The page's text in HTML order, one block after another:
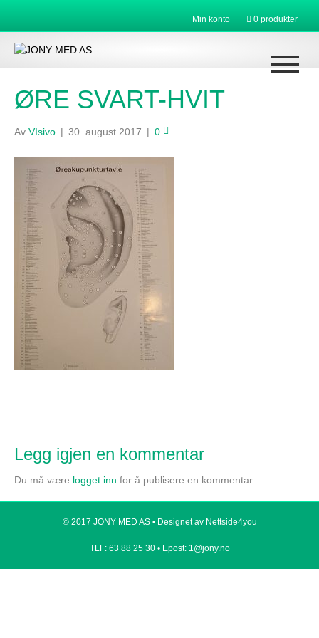
Min konto 0 produkter
ØRE SVART-HVIT
Av VIsivo | 30. august 2017 | 0
Legg igjen en kommentar
Du må være logget inn for å publisere en kommentar.
© 2017 JONY MED AS • Designet av Nettside4you
TLF: 63 88 25 30 • Epost: 1@jony.no